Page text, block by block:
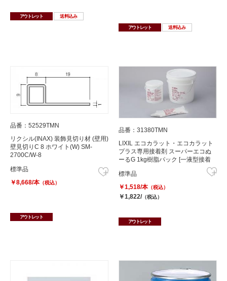
アウトレット 送料込み
アウトレット 送料込み
品番：52529TMN
リクシル(INAX) 装飾見切り材 (壁用)
壁見切りC 8 ホワイト(W) SM-
2700C/W-8
標準品
￥8,668/本 （税込）
アウトレット
品番：31380TMN
LIXIL エコカラット・エコカラット
プラス専用接着剤 スーパーエコぬ
ーるG 1kg樹脂パック [一液型接着
標準品
￥1,518/本 （税込）
￥1,822/ （税込）
アウトレット